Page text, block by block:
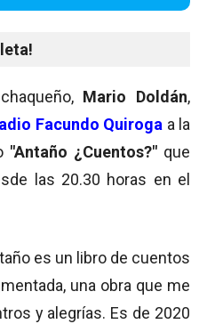
Mario Doldán,
Facundo Quiroga a la
"Antaño ¿Cuentos?" que
las 20.30 horas en el
es un libro de cuentos
una obra que me
y alegrías. Es de 2020